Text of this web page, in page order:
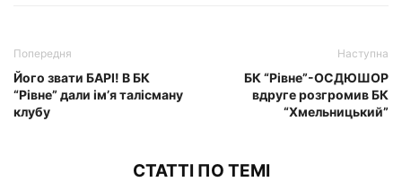
Попередня
Його звати БАРІ! В БК
“Рівне” дали ім’я талісману
клубу
Наступна
БК “Рівне”-ОСДЮШОР
вдруге розгромив БК
“Хмельницький”
СТАТТІ ПО ТЕМІ